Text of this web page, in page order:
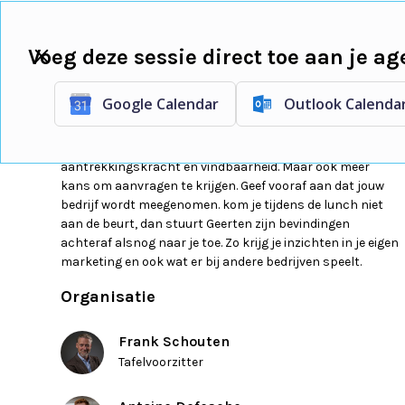
Voeg deze sessie direct toe aan je
Google Calendar Outlook
voor
ondernemers
Geerten kijkt naar een of meerdere bedrijven en deelt
aantrekkingskracht en vindbaarheid. Maar ook meer
kans om aanvragen te krijgen. Geef vooraf aan dat jouw
bedrijf wordt meegenomen. kom je tijdens de lunch niet
aan de beurt, dan stuurt Geerten zijn bevindingen
achteraf alsnog naar je toe. Zo krijg je inzichten in je eigen
marketing en ook wat er bij andere bedrijven speelt.
Organisatie
Frank Schouten
Tafelvoorzitter